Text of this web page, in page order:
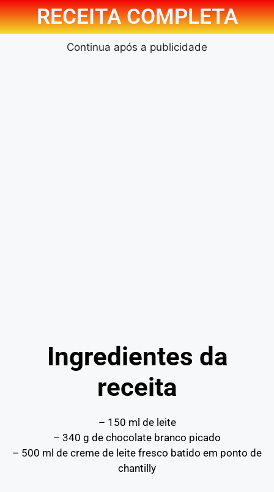
RECEITA COMPLETA
Continua após a publicidade
Ingredientes da
receita
– 150 ml de leite
– 340 g de chocolate branco picado
– 500 ml de creme de leite fresco batido em ponto de
chantilly